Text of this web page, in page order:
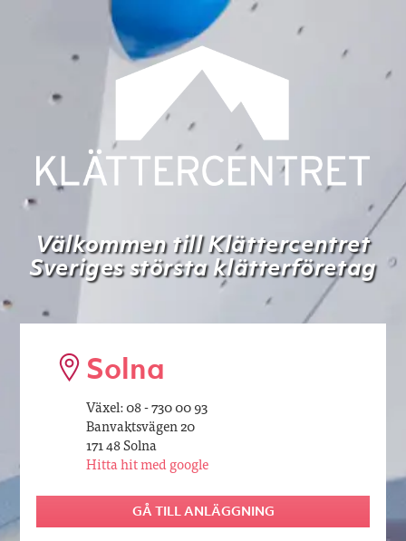
Välkommen till Klättercentret
Sveriges största klätterföretag
Solna
Växel: 08 - 730 00 93
Banvaktsvägen 20
171 48 Solna
Hitta hit med google
GÅ TILL ANLÄGGNING